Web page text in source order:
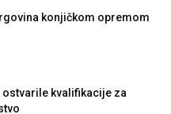
konjičkom opremom
ostvarile kvalifikacije za